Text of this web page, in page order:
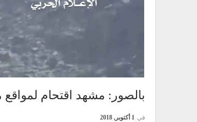
بالصور: مشهد اقتحام
في 1 أكتوبر, 2018